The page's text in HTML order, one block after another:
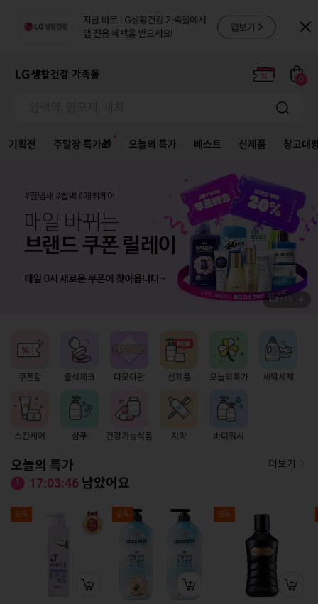
0
여행갈때 나도 같이가 ~ 🚗✈️🧳
여행갈때 나도 같이가 ~ 🚗✈️🧳
기획전 주말장 특가🎁 오늘의 특가 베스트 신제품 창고대
02/
쿠폰함 출석체크 다모아관 신제품 오늘의특가 세탁세제
스킨케어 샴푸 건강기능식품 치약 바디워시
오늘의 특가 더보기
17:03:45 남았어요
오특 오특 오특